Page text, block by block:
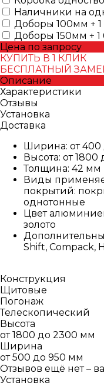
Наличники на
Доборы 100мм + 1
Доборы 150мм + 1
Цена по запросу
КУПИТЬ В 1 КЛИК
БЕСПЛАТНЫЙ
Описание
Характеристики
Отзывы
Установка
Доставка
Ширина: от 400
Высота: от
Толщина: 42 мм
Виды
покрытий:
однотонные
Цвет
золото
Shift, Compack,
Конструкция
Щитовые
Погонаж
Телескопический
Высота
от 1800 до 2300 мм
Ширина
от 500 до 950 мм
Отзывов ещё нет –
Установка